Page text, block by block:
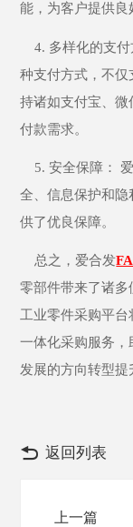
能，为客户提供良
4. 多样化的支付
种支付方式，不
持诸如支付宝、微
付款需求。
5. 安全保障：
全、信息保护和
供了优良保障。
总之，爱合发
零部件带来了诸多
工业零件采购平
一体化采购服务
发展的方向转型提
返回列表
上一篇